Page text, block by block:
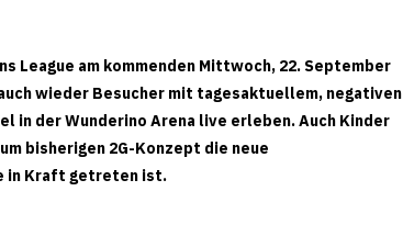
League am kommenden Mittwoch, 22. September
wieder Besucher mit tagesaktuellem, negativen
in der Wunderino Arena live erleben. Auch Kinder
bisherigen 2G-Konzept die neue
in Kraft getreten ist.